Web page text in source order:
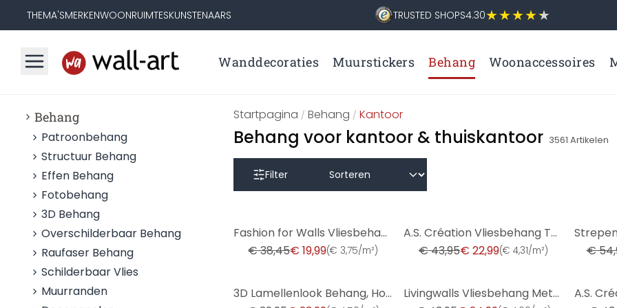
THEMA'SMERKENWOONRUIMTESKUNSTENAARS TRUSTED SHOPS4.30
Wanddecoraties Muurstickers Behang Woonaccessoires
Behang
Patroonbehang
Structuur Behang
Effen Behang
Fotobehang
3D Behang
Overschilderbaar Behang
Raufaser Behang
Schilderbaar Vlies
Muurranden
Startpagina / Behang / Kantoor
Behang voor kantoor & thuiskantoor 3561 Artikelen
Filter
Fashion for Walls Vliesbehang Guido Maria Kretschmer
€ 38,45€ 19,99(€ 3,75/m²)
A.S. Création Vliesbehang The BOS - Battle of Style Baksteen Look Bruin, Beige, Grijs
€ 43,95€ 22,99(€ 4,31/m²)
€
3D Lamellenlook Behang, Houtlook Vliesbehang van A.S. Creation, Beige, Zwart, Bruin
Livingwalls Vliesbehang Metropolitan Stories Barok St. Petersburg